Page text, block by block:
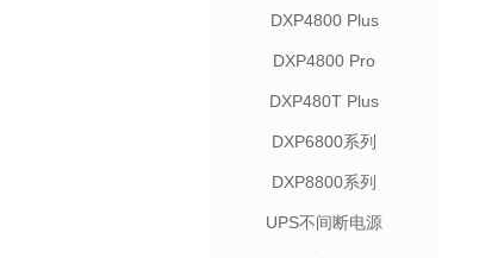
DXP4800 Plus
DXP4800 Pro
DXP480T Plus
DXP6800系列
DXP8800系列
UPS不间断电源